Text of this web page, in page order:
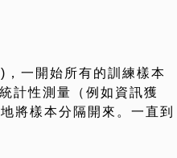
一開始所有的訓練樣本
計性測量（例如資訊獲
將樣本分隔開來。一直到